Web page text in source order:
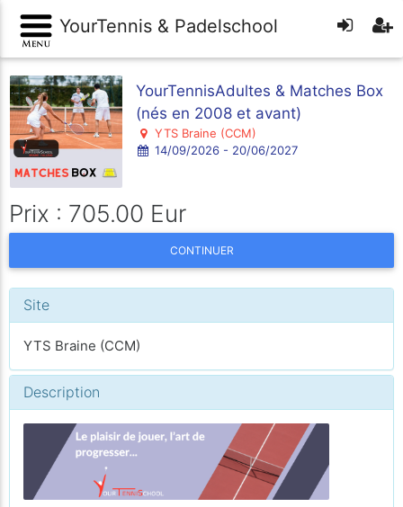
YourTennis & Padelschool
YourTennisAdultes & Matches Box
(nés en 2008 et avant)
YTS Braine (CCM)
14/09/2026 - 20/06/2027
Prix : 705.00 Eur
CONTINUER
Site
YTS Braine (CCM)
Description